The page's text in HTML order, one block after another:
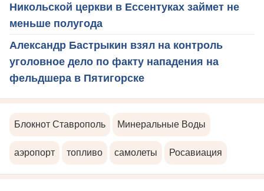
Никольской церкви в Ессентуках займет не
меньше полугода
Александр Бастрыкин взял на контроль
уголовное дело по факту нападения на
фельдшера в Пятигорске
Блокнот Ставрополь Минеральные Воды
аэропорт топливо самолеты Росавиация